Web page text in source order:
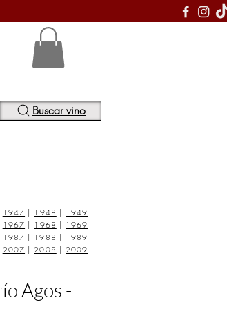
Buscar vino
1947 | 1948 | 1949
1967 | 1968 | 1969
1987 | 1988 | 1989
2007 | 2008 | 2009
Agos -